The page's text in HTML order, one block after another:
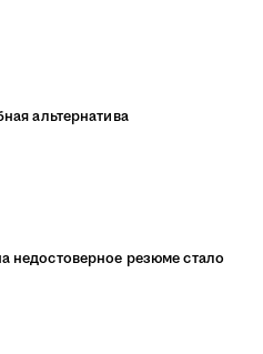
альтернатива
недостоверное резюме стало